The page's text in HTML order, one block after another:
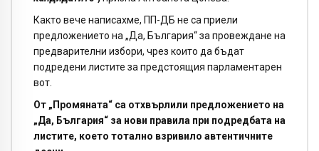
Както вече написахме, ПП-ДБ не са приели
предложението на „Да, България“ за провеждане на
предварителни избори, чрез които да бъдат
подредени листите за предстоящия парламентарен
вот.
От „Промяната“ са отхвърлили предложението на
„Да, България“ за нови правила при подредбата на
листите, което тотално взривило автентичните